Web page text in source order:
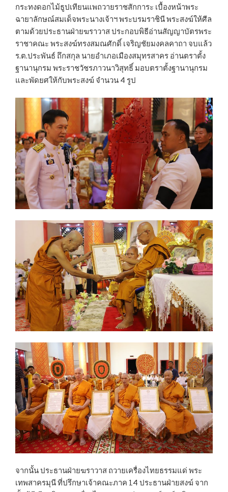
กระทงดอกไม้ธูปเทียนแพถวายราชสักการะ เบื้องหน้าพระ
ฉายาลักษณ์สมเด็จพระนางเจ้าฯ พระบรมราชินี พระสงฆ์ให้ศีล
ตามด้วยประธานฝ่ายฆราวาส ประกอบพิธีอ่านสัญญาบัตรพระ
ราชาคณะ พระสงฆ์ทรงสมณศักดิ์ เจริญชัยมงคลคาถา จบแล้ว
ร.ต.ประพันธ์ ถึกสกุล นายอำเภอเมืองสมุทรสาคร อ่านตราตั้ง
ฐานานุกรม พระราชวัชรภาวนาวิสุทธิ์ มอบตราตั้งฐานานุกรม
และพัดยศให้กับพระสงฆ์ จำนวน 4 รูป
จากนั้น ประธานฝ่ายฆราวาส ถวายเครื่องไทยธรรมแด่ พระ
เทพสาครมุนี ที่ปรึกษาเจ้าคณะภาค 14 ประธานฝ่ายสงฆ์ จาก